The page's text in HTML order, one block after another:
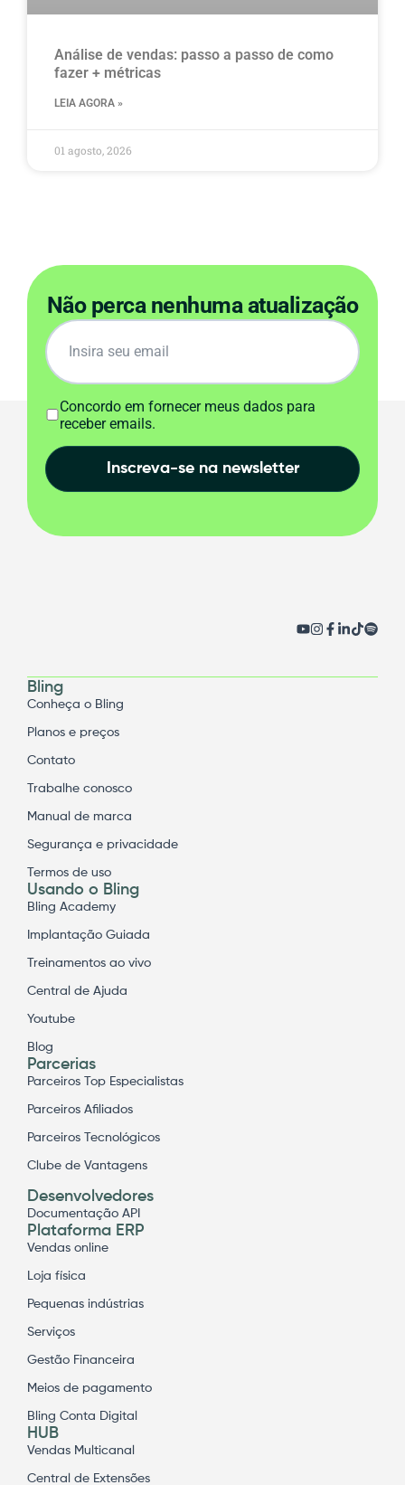
Análise de vendas: passo a passo de como
fazer + métricas
LEIA AGORA »
01 agosto, 2026
Não perca nenhuma atualização
Concordo em fornecer meus dados para
receber emails.
Inscreva-se na newsletter
Bling
Conheça o Bling
Planos e preços
Contato
Trabalhe conosco
Manual de marca
Segurança e privacidade
Termos de uso
Usando o Bling
Bling Academy
Implantação Guiada
Treinamentos ao vivo
Central de Ajuda
Youtube
Blog
Parcerias
Parceiros Top Especialistas
Parceiros Afiliados
Parceiros Tecnológicos
Clube de Vantagens
Desenvolvedores
Documentação API
Plataforma ERP
Vendas online
Loja física
Pequenas indústrias
Serviços
Gestão Financeira
Meios de pagamento
Bling Conta Digital
HUB
Vendas Multicanal
Central de Extensões